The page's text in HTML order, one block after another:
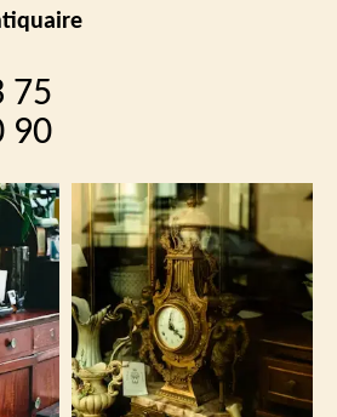
75
90